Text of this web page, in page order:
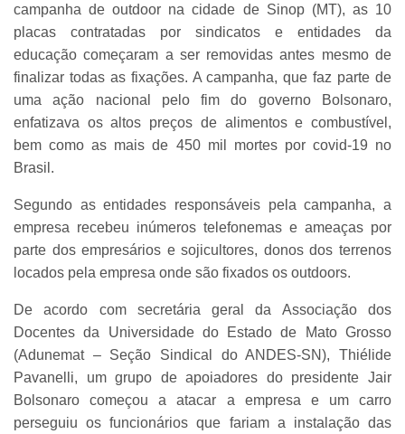
campanha de outdoor na cidade de Sinop (MT), as 10
placas contratadas por sindicatos e entidades da
educação começaram a ser removidas antes mesmo de
finalizar todas as fixações. A campanha, que faz parte de
uma ação nacional pelo fim do governo Bolsonaro,
enfatizava os altos preços de alimentos e combustível,
bem como as mais de 450 mil mortes por covid-19 no
Brasil.
Segundo as entidades responsáveis pela campanha, a
empresa recebeu inúmeros telefonemas e ameaças por
parte dos empresários e sojicultores, donos dos terrenos
locados pela empresa onde são fixados os outdoors.
De acordo com secretária geral da Associação dos
Docentes da Universidade do Estado de Mato Grosso
(Adunemat – Seção Sindical do ANDES-SN), Thiélide
Pavanelli, um grupo de apoiadores do presidente Jair
Bolsonaro começou a atacar a empresa e um carro
perseguiu os funcionários que fariam a instalação das